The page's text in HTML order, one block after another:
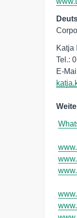
Katja
Tel.:
E-